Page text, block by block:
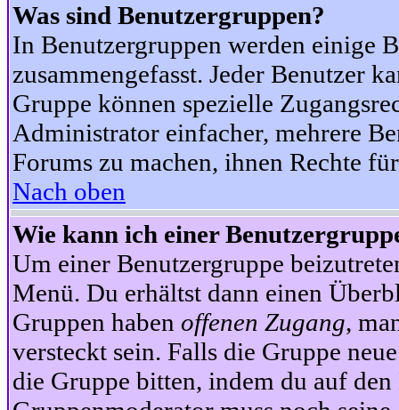
Was sind Benutzergruppen?
In Benutzergruppen werden einige
zusammengefasst. Jeder Benutzer
Gruppe können spezielle
Administrator einfacher, mehrere
Forums zu machen, ihnen Rechte
Nach oben
Wie kann ich einer
Um einer Benutzergruppe
Menü. Du erhältst dann einen
Gruppen haben offenen Zugang,
versteckt sein. Falls die Gruppe
die Gruppe bitten, indem du auf